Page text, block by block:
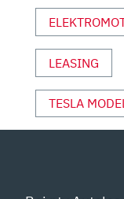
AMS“
VON
YOUTUBE
ANZEIGEN
LEASING
TESLA